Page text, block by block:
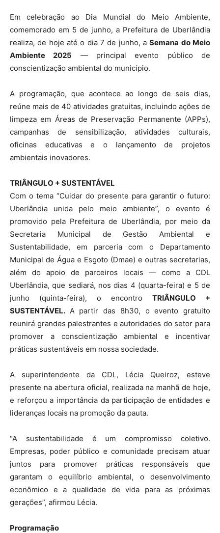
Em celebração ao Dia Mundial do Meio Ambiente,
comemorado em 5 de junho, a Prefeitura de Uberlândia
realiza, de hoje até o dia 7 de junho, aSemana do Meio
Ambiente 2025 — principal evento público de
conscientização ambiental do município.
A programação, que acontece ao longo de seis dias,
reúne mais de 40 atividades gratuitas, incluindo ações de
limpeza em Áreas de Preservação Permanente (APPs),
campanhas de sensibilização, atividades culturais,
oficinas educativas e o lançamento de projetos
ambientais inovadores.
TRIÂNGULO + SUSTENTÁVEL
Com o tema “Cuidar do presente para garantir o futuro:
Uberlândia unida pelo meio ambiente”, o evento é
promovido pela Prefeitura de Uberlândia, por meio da
Secretaria Municipal de Gestão Ambiental e
Sustentabilidade, em parceria com o Departamento
Municipal de Água e Esgoto (Dmae) e outras secretarias,
além do apoio de parceiros locais — como a CDL
Uberlândia, que sediará, nos dias 4 (quarta-feira) e 5 de
junho (quinta-feira), o encontro TRIÂNGULO +
SUSTENTÁVEL. A partir das 8h30, o evento gratuito
reunirá grandes palestrantes e autoridades do setor para
promover a conscientização ambiental e incentivar
práticas sustentáveis em nossa sociedade.
A superintendente da CDL, Lécia Queiroz, esteve
presente na abertura oficial, realizada na manhã de hoje,
e reforçou a importância da participação de entidades e
lideranças locais na promoção da pauta.
“A sustentabilidade é um compromisso coletivo.
Empresas, poder público e comunidade precisam atuar
juntos para promover práticas responsáveis que
garantam o equilíbrio ambiental, o desenvolvimento
econômico e a qualidade de vida para as próximas
gerações”, afirmou Lécia.
Programação